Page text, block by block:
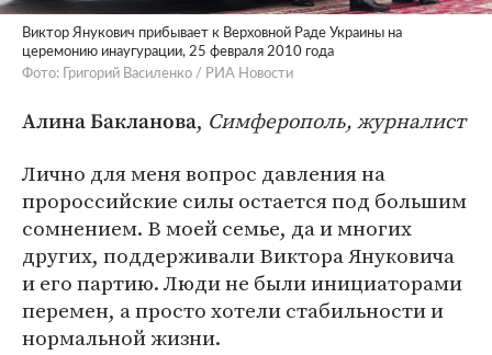
Виктор Янукович прибывает к Верховной Раде Украины на
церемонию инаугурации, 25 февраля 2010 года
Фото: Григорий Василенко / РИА Новости
Алина Бакланова, Симферополь, журналист
Лично для меня вопрос давления на
пророссийские силы остается под большим
сомнением. В моей семье, да и многих
других, поддерживали Виктора Януковича
и его партию. Люди не были инициаторами
перемен, а просто хотели стабильности и
нормальной жизни.